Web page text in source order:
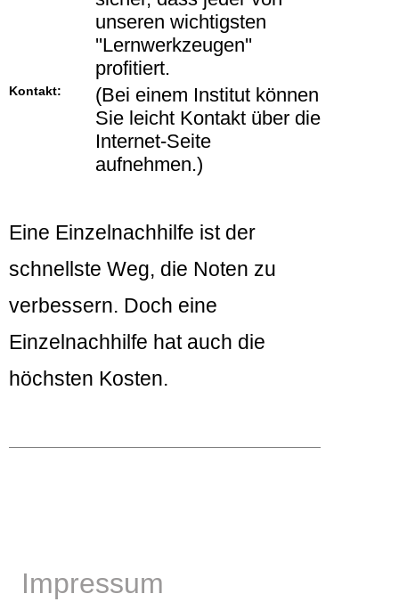
unseren wichtigsten
''Lernwerkzeugen''
profitiert.
Kontakt:
(Bei einem Institut können
Sie leicht Kontakt über die
Internet-Seite
aufnehmen.)
Eine Einzelnachhilfe ist der
schnellste Weg, die Noten zu
verbessern. Doch eine
Einzelnachhilfe hat auch die
höchsten Kosten.
Impressum